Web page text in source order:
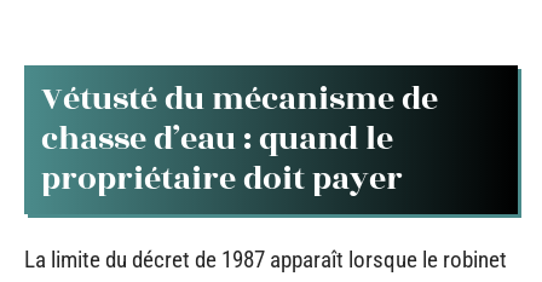
Vétusté du mécanisme de
chasse d’eau : quand le
propriétaire doit payer
La limite du décret de 1987 apparaît lorsque le robinet